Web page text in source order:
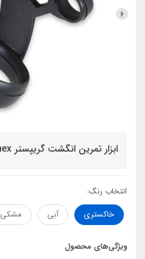
ابزار تمرین انگشت گریپستر Agilinex
انتخاب رنگ:
خاکستری
آبی مشکی
ویژگی‌های محصول